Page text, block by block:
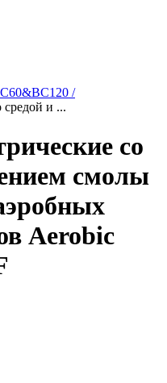
/
средой и ...
со
смолы
Aerobic